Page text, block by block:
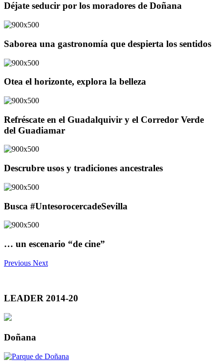
Déjate seducir por los moradores de Doñana
Saborea una gastronomía que despierta los sentidos
Otea el horizonte, explora la belleza
Refréscate en el Guadalquivir y el Corredor Verde
del Guadiamar
Descrubre usos y tradiciones ancestrales
Busca #UntesorocercadeSevilla
… un escenario “de cine”
Previous Next
LEADER 2014-20
Doñana